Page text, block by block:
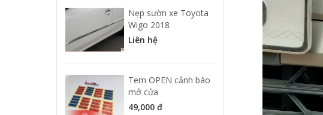
Nẹp sườn xe Toyota
Wigo 2018
Liên hệ
Tem OPEN cảnh báo
mở cửa
49,000 đ